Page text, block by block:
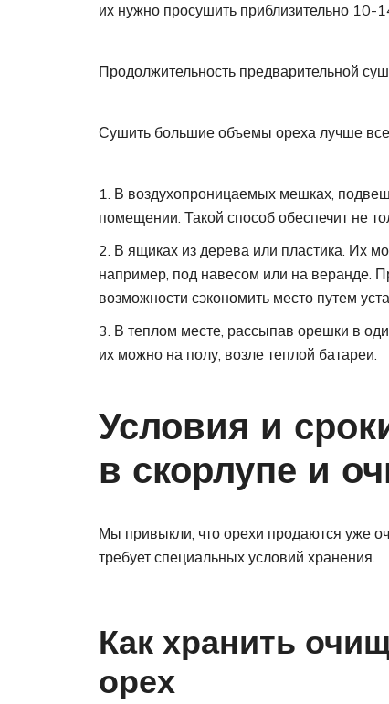
их нужно просушить приблизительно 10-
Продолжительность предварительной
Сушить большие объемы ореха лучше
В воздухопроницаемых мешках,
помещении. Такой способ обеспечит не
В ящиках из дерева или пластика. Их
например, под навесом или на веранде.
возможности сэкономить место путем
В теплом месте, рассыпав орешки в
их можно на полу, возле теплой батареи.
Условия и
в скорлупе и
Мы привыкли, что орехи продаются уже
требует специальных условий хранения.
Как хранить
орех